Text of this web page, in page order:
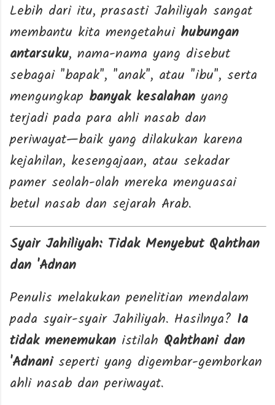
Lebih dari itu, prasasti Jahiliyah sangat
membantu kita mengetahui hubungan
antarsuku, nama-nama yang disebut
sebagai "bapak", "anak", atau "ibu", serta
mengungkap banyak kesalahan yang
terjadi pada para ahli nasab dan
periwayat—baik yang dilakukan karena
kejahilan, kesengajaan, atau sekadar
pamer seolah-olah mereka menguasai
betul nasab dan sejarah Arab.
Syair Jahiliyah: Tidak Menyebut Qahthan
dan 'Adnan
Penulis melakukan penelitian mendalam
pada syair-syair Jahiliyah. Hasilnya? Ia
tidak menemukan istilah Qahthani dan
'Adnaniseperti yang digembar-gemborkan
ahli nasab dan periwayat.